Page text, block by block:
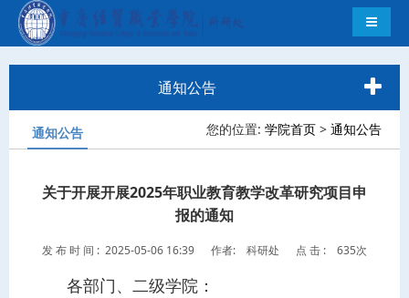
导航切
通知公告
通知公告 您的位置: 学院首页 > 通知公告
关于开展开展2025年职业教育教学改革研究项目申
报的通知
发 布 时 间 : 2025-05-06 16:39 作者: 科研处 点 击 : 635次
各部门、二级学院：